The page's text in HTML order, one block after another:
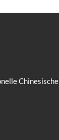
Chinesische